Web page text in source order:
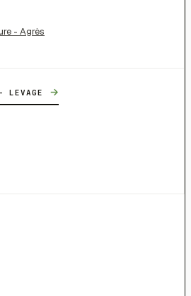
- Agrès
LEVAGE →